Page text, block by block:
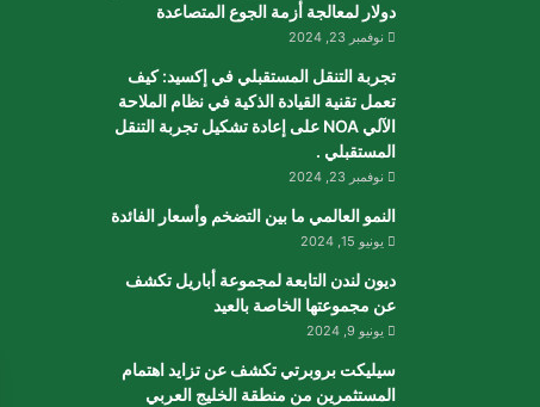
دولار لمعالجة أزمة الجوع المتصاعدة
نوفمبر 23, 2024
تجربة التنقل المستقبلي في إكسيد: كيف
تعمل تقنية القيادة الذكية في نظام الملاحة
الآلي NOA على إعادة تشكيل تجربة التنقل
المستقبلي .
نوفمبر 23, 2024
النمو العالمي ما بين التضخم وأسعار الفائدة
يونيو 15, 2024
ديون لندن التابعة لمجموعة أباريل تكشف
عن مجموعتها الخاصة بالعيد
يونيو 9, 2024
سيليكت بروبرتي تكشف عن تزايد اهتمام
المستثمرين من منطقة الخليج العربي